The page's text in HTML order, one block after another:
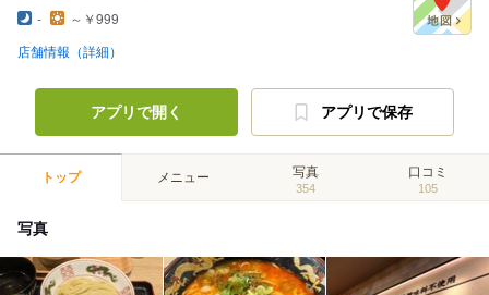
- ～￥999
店舗情報（詳細）
アプリで開く アプリで保存
トップ メニュー 写真
354
口コミ
105
写真